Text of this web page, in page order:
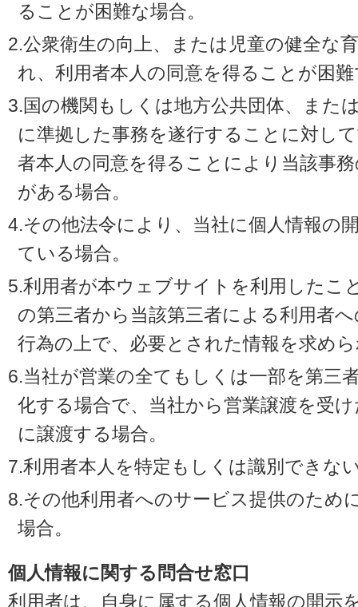
ることが困難な場合。
2.公衆衛生の向上、または児童の健全な
れ、利用者本人の同意を得ることが困
3.国の機関もしくは地方公共団体、また
に準拠した事務を遂行することに対し
者本人の同意を得ることにより当該事
がある場合。
4.その他法令により、当社に個人情報の
ている場合。
5.利用者が本ウェブサイトを利用したこ
の第三者から当該第三者による利用者
行為の上で、必要とされた情報を求め
6.当社が営業の全てもしくは一部を第三
化する場合で、当社から営業譲渡を受
に譲渡する場合。
7.利用者本人を特定もしくは識別できな
8.その他利用者へのサービス提供のため
場合。
個人情報に関する問合せ窓口
利用者は、自身に属する個人情報の開示